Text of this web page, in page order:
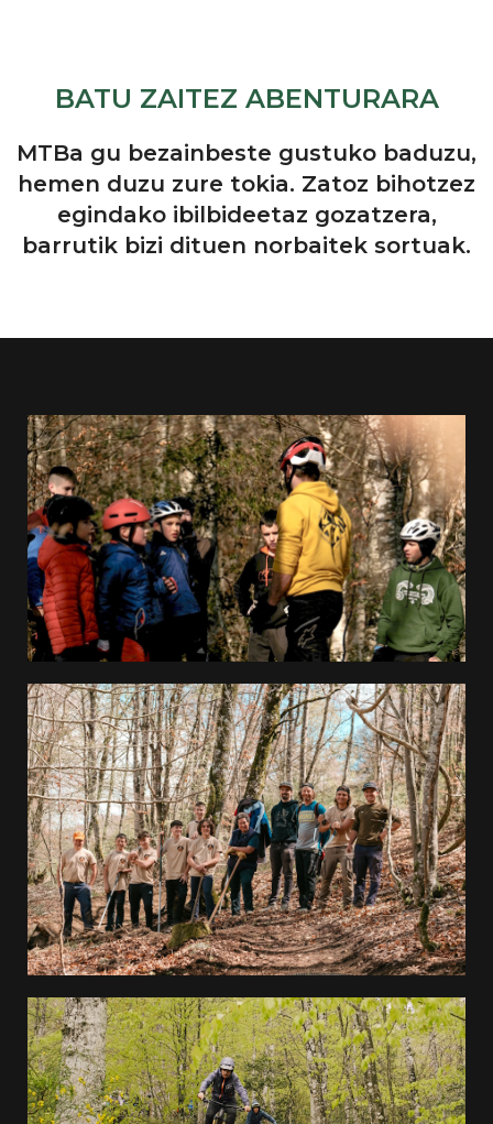
BATU ZAITEZ ABENTURARA
MTBa gu bezainbeste gustuko baduzu,
hemen duzu zure tokia. Zatoz bihotzez
egindako ibilbideetaz gozatzera,
barrutik bizi dituen norbaitek sortuak.